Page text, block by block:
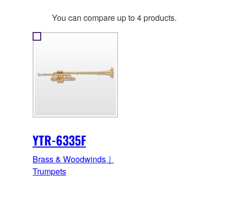
You can compare up to 4 products.
YTR-6335F
Brass & Woodwinds｜
Trumpets